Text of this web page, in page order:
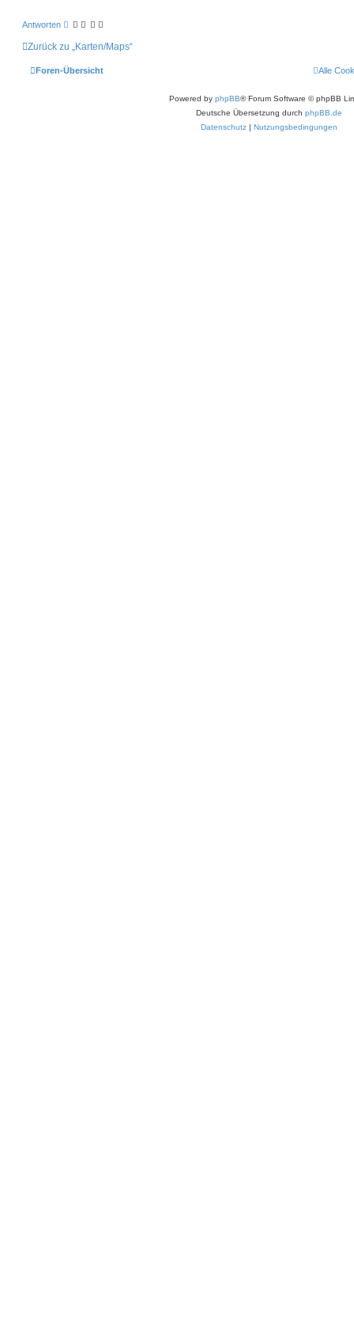
Antworten
Zurück zu „Karten/Maps“
Foren-Übersicht Alle
Powered by phpBB® Forum Software © phpBB
Deutsche Übersetzung durch phpBB.de
Datenschutz | Nutzungsbedingungen